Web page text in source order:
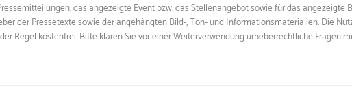
das angezeigte Event bzw. das Stellenangebot sowie für das
der Pressetexte sowie der angehängten Bild-, Ton- und Informationsmaterialien. Die
Regel kostenfrei. Bitte klären Sie vor einer Weiterverwendung urheberrechtliche Fragen